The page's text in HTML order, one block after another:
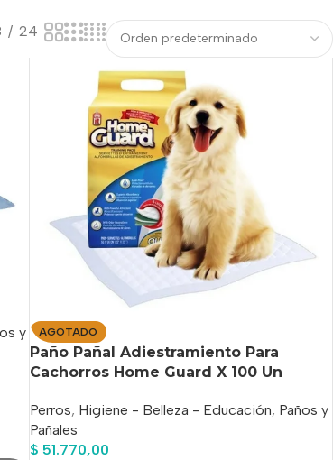
24
y
AGOTADO
Paño Pañal Adiestramiento Para
Cachorros Home Guard X 100 Un
Perros, Higiene - Belleza - Educación, Paños y
Pañales
$ 51.770,00